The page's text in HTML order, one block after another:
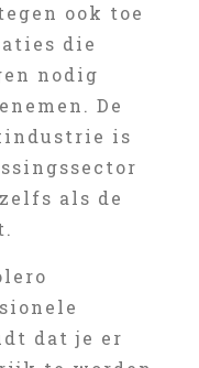
ook toe
die
nodig
De
is
als de
dat je er